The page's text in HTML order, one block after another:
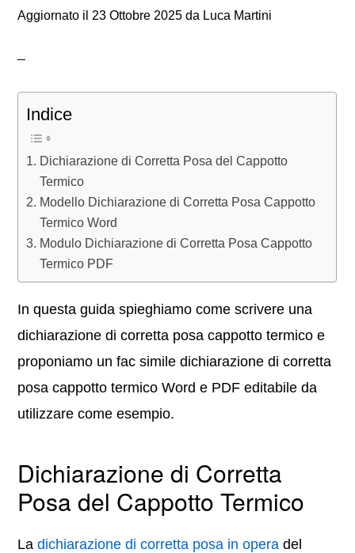
Aggiornato il 23 Ottobre 2025 da Luca Martini
Indice
Dichiarazione di Corretta Posa del Cappotto
Termico
Modello Dichiarazione di Corretta Posa Cappotto
Termico Word
Modulo Dichiarazione di Corretta Posa Cappotto
Termico PDF
In questa guida spieghiamo come scrivere una
dichiarazione di corretta posa cappotto termico e
proponiamo un fac simile dichiarazione di corretta
posa cappotto termico Word e PDF editabile da
utilizzare come esempio.
Dichiarazione di Corretta
Posa del Cappotto Termico
Ladichiarazione di corretta posa in opera del